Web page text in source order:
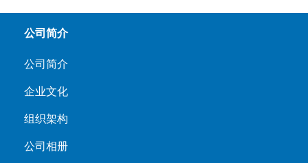
公司简介
公司简介
企业文化
组织架构
公司相册